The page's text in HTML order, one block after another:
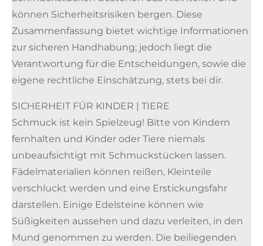
können Sicherheitsrisiken bergen. Diese
Zusammenfassung bietet wichtige Informationen
zur sicheren Handhabung; jedoch liegt die
Verantwortung für die Entscheidungen, sowie die
eigene rechtliche Einschätzung, stets bei dir.
SICHERHEIT FÜR KINDER | TIERE
Schmuck ist kein Spielzeug! Bitte von Kindern
fernhalten und Kinder oder Tiere niemals
unbeaufsichtigt mit Schmuckstücken lassen.
Fädelmaterialien können reißen, Kleinteile
verschluckt werden und eine Erstickungsfahr
darstellen. Einige Edelsteine können wie
Süßigkeiten aussehen und dazu verleiten, in den
Mund genommen zu werden. Die beiliegenden